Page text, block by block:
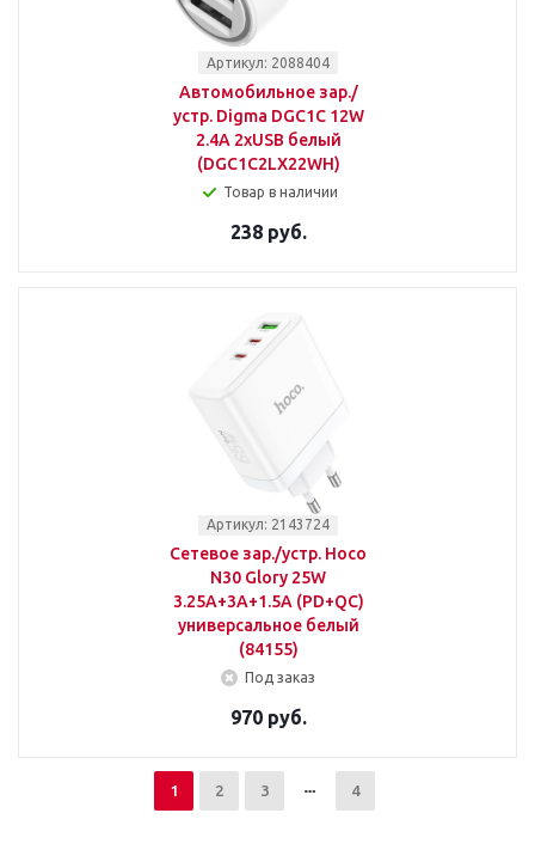
Артикул: 2088404
Автомобильное зар./
устр. Digma DGC1С 12W
2.4A 2xUSB белый
(DGC1C2LX22WH)
Товар в наличии
238 руб.
Артикул: 2143724
Сетевое зар./устр. Hoco
N30 Glory 25W
3.25A+3A+1.5A (PD+QC)
универсальное белый
(84155)
Под заказ
970 руб.
1 2 3 4